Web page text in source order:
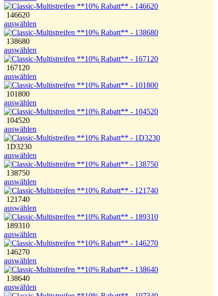
146620
auswählen
138680
auswählen
167120
auswählen
101800
auswählen
104520
auswählen
1D3230
auswählen
138750
auswählen
121740
auswählen
189310
auswählen
146270
auswählen
138640
auswählen